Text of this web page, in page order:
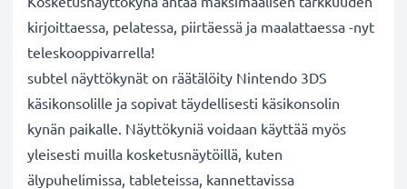
kirjoittaessa, pelatessa, piirtäessä ja maalattaessa -nyt
teleskooppivarrella!
subtel näyttökynät on räätälöity Nintendo 3DS
käsikonsolille ja sopivat täydellisesti käsikonsolin
kynän paikalle. Näyttökyniä voidaan käyttää myös
yleisesti muilla kosketusnäytöillä, kuten
älypuhelimissa, tableteissa, kannettavissa